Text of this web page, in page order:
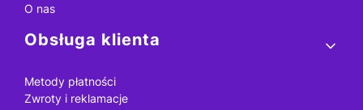
O nas
Obsługa klienta
Metody płatności
Zwroty i reklamacje